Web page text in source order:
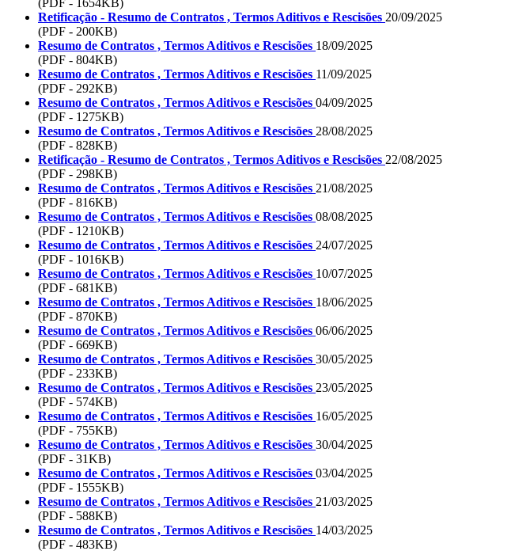
Retificação - Resumo de Contratos , Termos Aditivos e Rescisões 20/09/2025
(PDF - 200KB)
Resumo de Contratos , Termos Aditivos e Rescisões 18/09/2025
(PDF - 804KB)
Resumo de Contratos , Termos Aditivos e Rescisões 11/09/2025
(PDF - 292KB)
Resumo de Contratos , Termos Aditivos e Rescisões 04/09/2025
(PDF - 1275KB)
Resumo de Contratos , Termos Aditivos e Rescisões 28/08/2025
(PDF - 828KB)
Retificação - Resumo de Contratos , Termos Aditivos e Rescisões 22/08/2025
(PDF - 298KB)
Resumo de Contratos , Termos Aditivos e Rescisões 21/08/2025
(PDF - 816KB)
Resumo de Contratos , Termos Aditivos e Rescisões 08/08/2025
(PDF - 1210KB)
Resumo de Contratos , Termos Aditivos e Rescisões 24/07/2025
(PDF - 1016KB)
Resumo de Contratos , Termos Aditivos e Rescisões 10/07/2025
(PDF - 681KB)
Resumo de Contratos , Termos Aditivos e Rescisões 18/06/2025
(PDF - 870KB)
Resumo de Contratos , Termos Aditivos e Rescisões 06/06/2025
(PDF - 669KB)
Resumo de Contratos , Termos Aditivos e Rescisões 30/05/2025
(PDF - 233KB)
Resumo de Contratos , Termos Aditivos e Rescisões 23/05/2025
(PDF - 574KB)
Resumo de Contratos , Termos Aditivos e Rescisões 16/05/2025
(PDF - 755KB)
Resumo de Contratos , Termos Aditivos e Rescisões 30/04/2025
(PDF - 31KB)
Resumo de Contratos , Termos Aditivos e Rescisões 03/04/2025
(PDF - 1555KB)
Resumo de Contratos , Termos Aditivos e Rescisões 21/03/2025
(PDF - 588KB)
Resumo de Contratos , Termos Aditivos e Rescisões 14/03/2025
(PDF - 483KB)